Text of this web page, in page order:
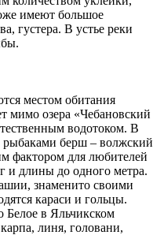
имеют большое
густера. В устье реки
местом обитания
мимо озера «Чебановский
водотоком. В
рыбаками берш – волжский
фактором для любителей
и длины до одного метра.
знаменито своими
караси и гольцы.
Белое в Яльчикском
линя, головани,